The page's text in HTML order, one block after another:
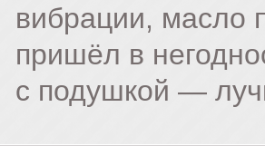
вибрации, масло
пришёл в
с подушкой —